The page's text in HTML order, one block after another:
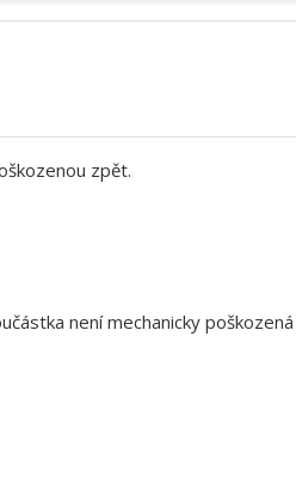
zpět.
není mechanicky